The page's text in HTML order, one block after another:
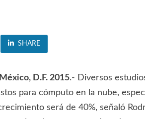
SHARE
México, D.F. 2015.- Diversos
para cómputo en la nube,
será de 40%, señaló